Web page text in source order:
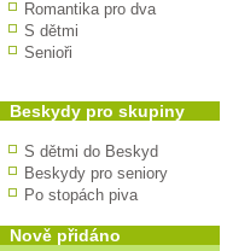
Romantika pro dva
S dětmi
Senioři
Beskydy pro skupiny
S dětmi do Beskyd
Beskydy pro seniory
Po stopách piva
Nově přidáno